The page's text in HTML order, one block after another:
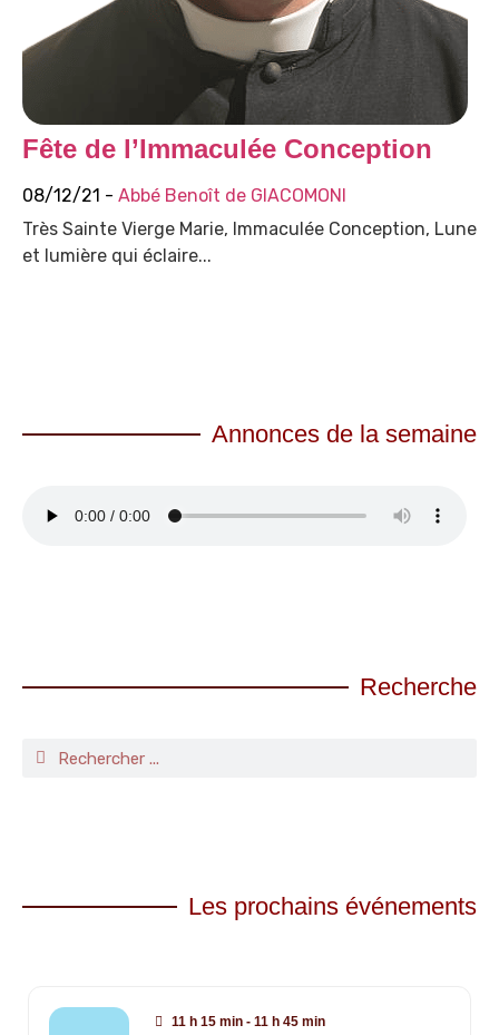
Fête de l’Immaculée Conception
08/12/21 - Abbé Benoît de GIACOMONI
Très Sainte Vierge Marie, Immaculée Conception, Lune
et lumière qui éclaire...
Annonces de la semaine
Recherche
Les prochains événements
11 h 15 min - 11 h 45 min